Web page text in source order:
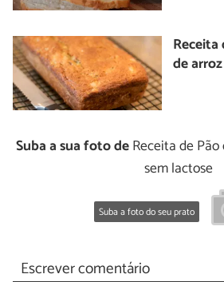
de
Suba a sua foto deReceita de
sem lactose
Suba a foto do seu prato
Escrever comentário